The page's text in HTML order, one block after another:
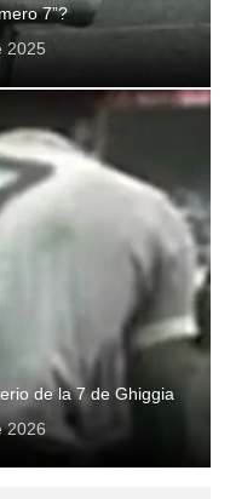
7”?
2025
de la 7 de Ghiggia
2026